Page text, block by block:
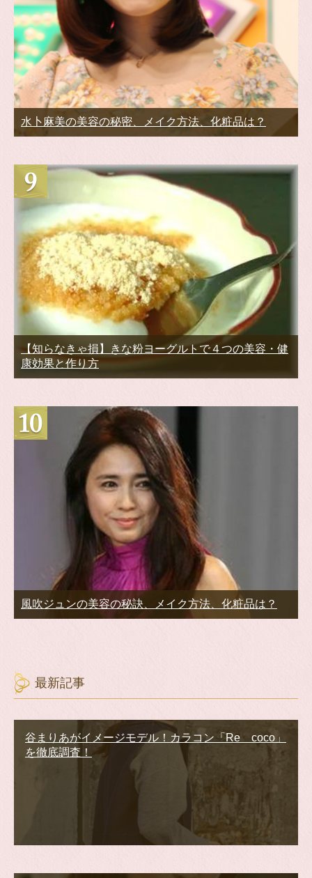
水卜麻美の美容の秘密、メイク方法、化粧品は？
【知らなきゃ損】きな粉ヨーグルトで４つの美容・健
康効果と作り方
風吹ジュンの美容の秘訣、メイク方法、化粧品は？
最新記事
谷まりあがイメージモデル！カラコン「Re coco」
を徹底調査！